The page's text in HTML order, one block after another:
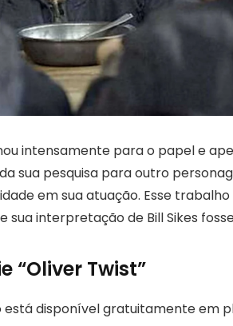
intensamente para o papel e
sua pesquisa para outro
em sua atuação. Esse
interpretação de Bill Sikes
“Oliver Twist”
está disponível gratuitamente em